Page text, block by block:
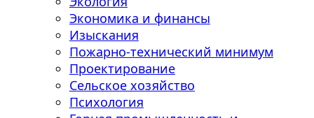
Экономика и финансы
Изыскания
Пожарно-технический минимум
Проектирование
Сельское хозяйство
Психология